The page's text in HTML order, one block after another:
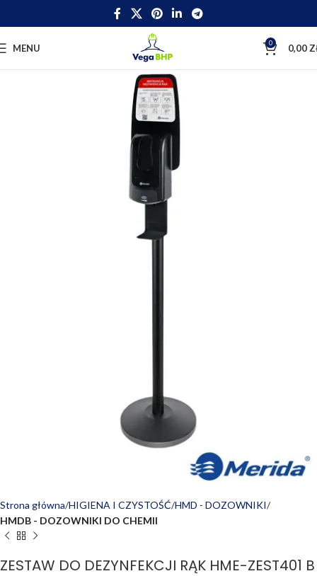
MENU 0 0,00
Strona główna HIGIENA I CZYSTOŚĆ HMD - DOZOWNIKI
HMDB - DOZOWNIKI DO CHEMII
ZESTAW DO DEZYNFEKCJI RĄK HME-ZEST401 B